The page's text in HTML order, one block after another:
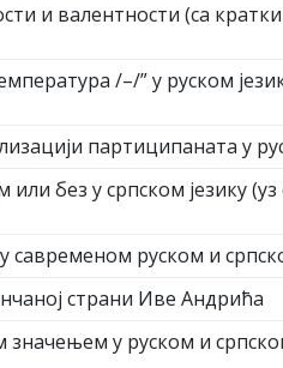
и валентности (са
/–/” у руском
партиципаната у
без у српском језику (уз
руском и
страни Иве Андрића
у руском и